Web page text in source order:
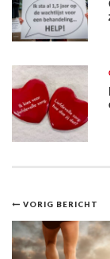
Bericht
VORIG BERICHT